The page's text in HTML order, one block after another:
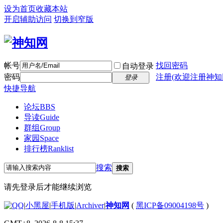
设为首页收藏本站
开启辅助访问 切换到窄版
帐号 自动登录 找回密码
密码
登录
注册(欢迎注册神
快捷导航
论坛BBS
导读Guide
群组Group
家园 Space
排行榜Ranklist
搜索 搜索
请先登录后才能继续浏览
|小黑屋|手机版|Archiver|神知网 ( 黑ICP备09004198号 )